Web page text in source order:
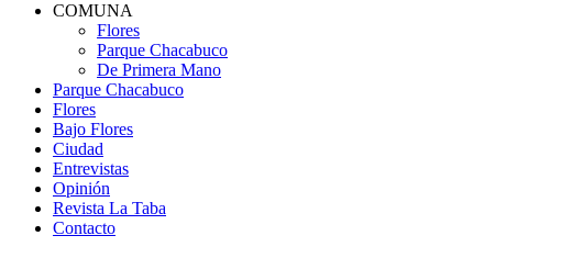
COMUNA
Flores
Parque Chacabuco
De Primera Mano
Parque Chacabuco
Flores
Bajo Flores
Ciudad
Entrevistas
Opinión
Revista La Taba
Contacto